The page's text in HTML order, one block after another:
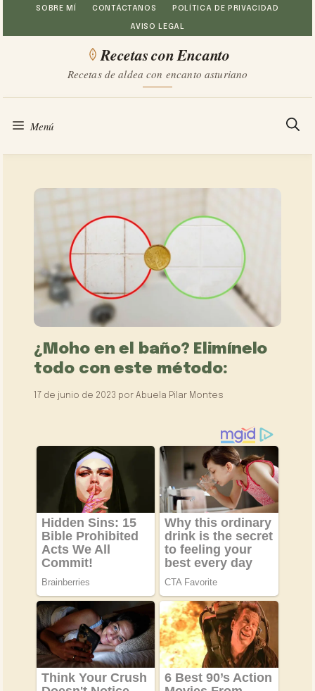
Saltar
al
SOBRE MÍ CONTÁCTANOS POLÍTICA DE PRIVACIDAD
AVISO LEGAL
Recetas con Encanto
Recetas de aldea con encanto asturiano
Menú
¿Moho en el baño? Elimínelo
todo con este método:
17 de junio de 2023 porAbuela Pilar Montes